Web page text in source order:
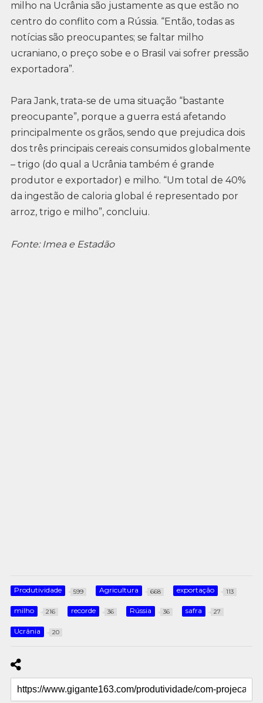
milho na Ucrânia são justamente as que estão no
centro do conflito com a Rússia. “Então, todas as
notícias são preocupantes; se faltar milho
ucraniano, o preço sobe e o Brasil vai sofrer pressão
exportadora”.
Para Jank, trata-se de uma situação “bastante
preocupante”, porque a guerra está afetando
principalmente os grãos, sendo que prejudica dois
dos três principais cereais consumidos globalmente
– trigo (do qual a Ucrânia também é grande
produtor e exportador) e milho. “Um total de 40%
da ingestão de caloria global é representado por
arroz, trigo e milho”, concluiu.
Fonte: Imea e Estadão
Produtividade 599 Agricultura 668 exportação 113
milho 216 recorde 36 Rússia 36 safra 27
Ucrânia 20